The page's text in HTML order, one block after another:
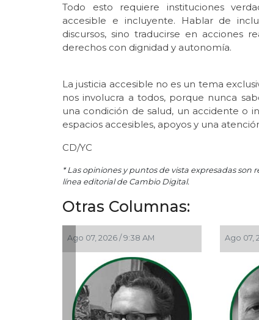
Todo esto requiere instituciones
accesible e incluyente. Hablar de
discursos, sino traducirse en acciones
derechos con dignidad y autonomía.
La justicia accesible no es un tema
nos involucra a todos, porque nunca
una condición de salud, un accidente o
espacios accesibles, apoyos y una
CD/YC
* Las opiniones y puntos de vista expresadas
línea editorial de Cambio Digital.
Otras Columnas:
Ago 07, 2026 / 9:38 AM Ago 07,